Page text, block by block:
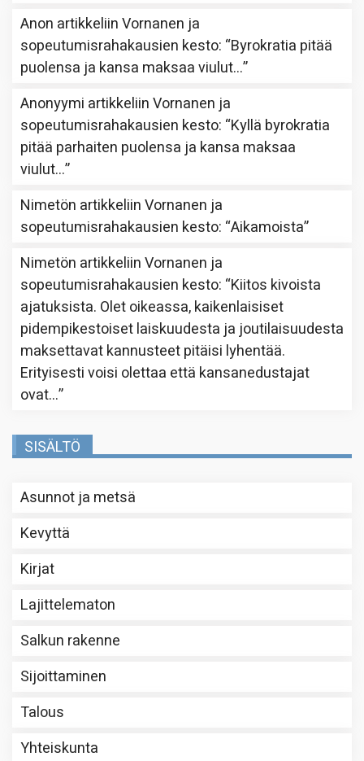
Anon artikkeliinVornanen ja
sopeutumisrahakausien kesto: “Byrokratia pitää
puolensa ja kansa maksaa viulut…”
Anonyymi artikkeliinVornanen ja
sopeutumisrahakausien kesto: “Kyllä byrokratia
pitää parhaiten puolensa ja kansa maksaa
viulut…”
Nimetön artikkeliinVornanen ja
sopeutumisrahakausien kesto: “Aikamoista”
Nimetön artikkeliinVornanen ja
sopeutumisrahakausien kesto: “Kiitos kivoista
ajatuksista. Olet oikeassa, kaikenlaisiset
pidempikestoiset laiskuudesta ja joutilaisuudesta
maksettavat kannusteet pitäisi lyhentää.
Erityisesti voisi olettaa että kansanedustajat
ovat…”
SISÄLTÖ
Asunnot ja metsä
Kevyttä
Kirjat
Lajittelematon
Salkun rakenne
Sijoittaminen
Talous
Yhteiskunta